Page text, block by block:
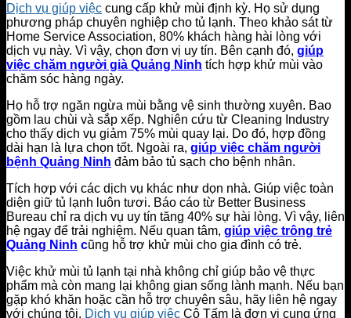
Dịch vụ giúp việc cung cấp khử mùi định kỳ. Họ sử dụng
phương pháp chuyên nghiệp cho tủ lạnh. Theo khảo sát từ
Home Service Association, 80% khách hàng hài lòng với
dịch vụ này. Vì vậy, chọn đơn vị uy tín. Bên cạnh đó, giúp
việc chăm người già Quảng Ninh tích hợp khử mùi vào
chăm sóc hàng ngày.
Họ hỗ trợ ngăn ngừa mùi bằng vệ sinh thường xuyên. Bao
gồm lau chùi và sắp xếp. Nghiên cứu từ Cleaning Industry
cho thấy dịch vụ giảm 75% mùi quay lại. Do đó, hợp đồng
dài hạn là lựa chọn tốt. Ngoài ra, giúp việc chăm người
bệnh Quảng Ninh đảm bảo tủ sạch cho bệnh nhân.
Tích hợp với các dịch vụ khác như dọn nhà. Giúp việc toàn
diện giữ tủ lạnh luôn tươi. Báo cáo từ Better Business
Bureau chỉ ra dịch vụ uy tín tăng 40% sự hài lòng. Vì vậy, liên
hệ ngay để trải nghiệm. Nếu quan tâm, giúp việc trông trẻ
Quảng Ninh cũng hỗ trợ khử mùi cho gia đình có trẻ.
Việc khử mùi tủ lạnh tại nhà không chỉ giúp bảo vệ thực
phẩm mà còn mang lại không gian sống lành mạnh. Nếu bạn
gặp khó khăn hoặc cần hỗ trợ chuyên sâu, hãy liên hệ ngay
với chúng tôi. Dịch vụ giúp việc Cô Tấm là đơn vị cung ứng